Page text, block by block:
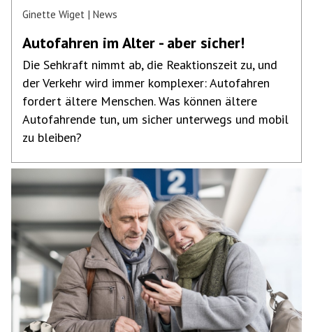
Ginette Wiget News
Autofahren im Alter - aber sicher!
Die Sehkraft nimmt ab, die Reaktionszeit zu, und
der Verkehr wird immer komplexer: Autofahren
fordert ältere Menschen. Was können ältere
Autofahrende tun, um sicher unterwegs und mobil
zu bleiben?